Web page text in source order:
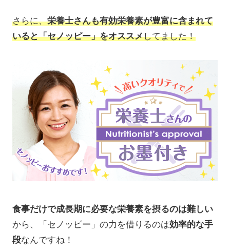
さらに、栄養士さんも有効栄養素が豊富に含まれて
いると「セノッピー」をオススメしてました！
食事だけで成長期に必要な栄養素を摂るのは難しい
から、「セノッピー」の力を借りるのは効率的な手
段なんですね！